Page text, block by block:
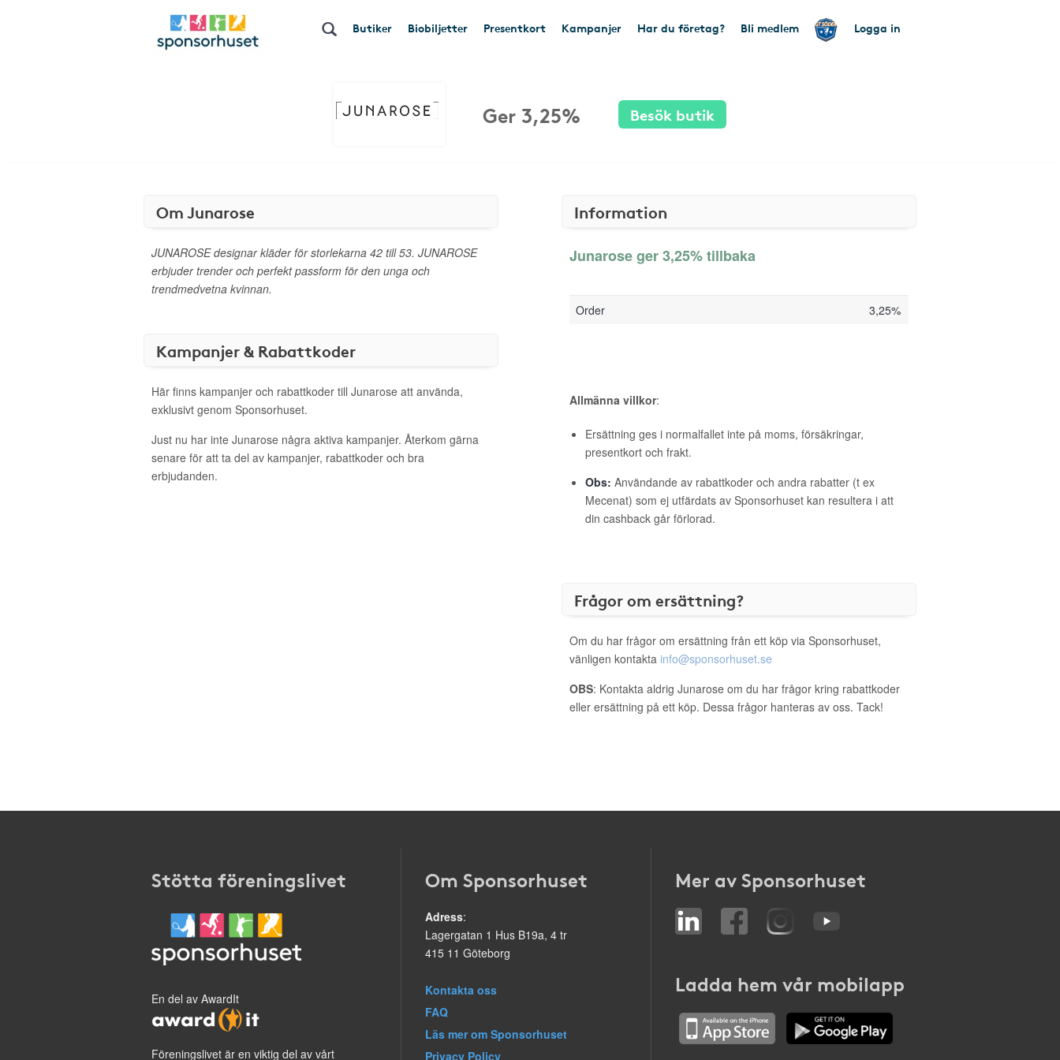
Butiker Biobiljetter Presentkort Kampanjer Har du företag? Bli medlem Logga in
Ger 3,25% Besök butik
Om Junarose
JUNAROSE designar kläder för storlekarna 42 till 53. JUNAROSE
erbjuder trender och perfekt passform för den unga och
trendmedvetna kvinnan.
Kampanjer & Rabattkoder
Här finns kampanjer och rabattkoder till Junarose att använda,
exklusivt genom Sponsorhuset.
Just nu har inte Junarose några aktiva kampanjer. Återkom gärna
senare för att ta del av kampanjer, rabattkoder och bra
erbjudanden.
Information
Junarose ger 3,25% tillbaka
Order 3,25%
Allmänna villkor:
Ersättning ges i normalfallet inte på moms, försäkringar,
presentkort och frakt.
Obs: Användande av rabattkoder och andra rabatter (t ex
Mecenat) som ej utfärdats av Sponsorhuset kan resultera i att
din cashback går förlorad.
Frågor om ersättning?
Om du har frågor om ersättning från ett köp via Sponsorhuset,
vänligen kontakta info@sponsorhuset.se
OBS: Kontakta aldrig Junarose om du har frågor kring rabattkoder
eller ersättning på ett köp. Dessa frågor hanteras av oss. Tack!
Stötta föreningslivet
En del av AwardIt
Föreningslivet är en viktig del av vårt
Om Sponsorhuset
Adress:
Lagergatan 1 Hus B19a, 4 tr
415 11 Göteborg
Kontakta oss
FAQ
Läs mer om Sponsorhuset
Privacy Policy
Mer av Sponsorhuset
Ladda hem vår mobilapp